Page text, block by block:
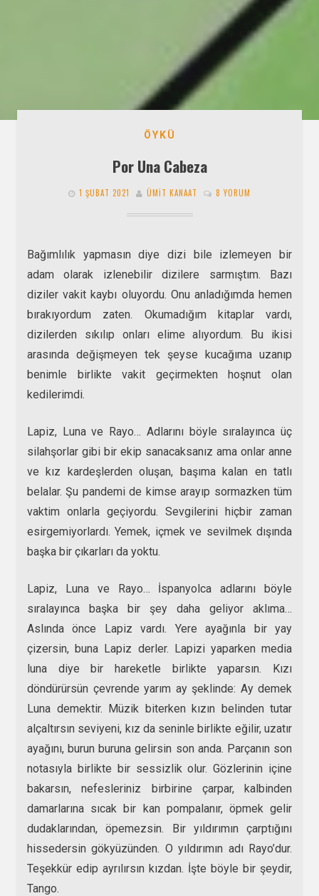
ÖYKÜ
Por Una Cabeza
1 ŞUBAT 2021 ÜMIT KANAAT 8 YORUM
Bağımlılık yapmasın diye dizi bile izlemeyen bir
adam olarak izlenebilir dizilere sarmıştım. Bazı
diziler vakit kaybı oluyordu. Onu anladığımda hemen
bırakıyordum zaten. Okumadığım kitaplar vardı,
dizilerden sıkılıp onları elime alıyordum. Bu ikisi
arasında değişmeyen tek şeyse kucağıma uzanıp
benimle birlikte vakit geçirmekten hoşnut olan
kedilerimdi.
Lapiz, Luna ve Rayo… Adlarını böyle sıralayınca üç
silahşorlar gibi bir ekip sanacaksanız ama onlar anne
ve kız kardeşlerden oluşan, başıma kalan en tatlı
belalar. Şu pandemi de kimse arayıp sormazken tüm
vaktim onlarla geçiyordu. Sevgilerini hiçbir zaman
esirgemiyorlardı. Yemek, içmek ve sevilmek dışında
başka bir çıkarları da yoktu.
Lapiz, Luna ve Rayo… İspanyolca adlarını böyle
sıralayınca başka bir şey daha geliyor aklıma…
Aslında önce Lapiz vardı. Yere ayağınla bir yay
çizersin, buna Lapiz derler. Lapizi yaparken media
luna diye bir hareketle birlikte yaparsın. Kızı
döndürürsün çevrende yarım ay şeklinde: Ay demek
Luna demektir. Müzik biterken kızın belinden tutar
alçaltırsın seviyeni, kız da seninle birlikte eğilir, uzatır
ayağını, burun buruna gelirsin son anda. Parçanın son
notasıyla birlikte bir sessizlik olur. Gözlerinin içine
bakarsın, nefesleriniz birbirine çarpar, kalbinden
damarlarına sıcak bir kan pompalanır, öpmek gelir
dudaklarından, öpemezsin. Bir yıldırımın çarptığını
hissedersin gökyüzünden. O yıldırımın adı Rayo’dur.
Teşekkür edip ayrılırsın kızdan. İşte böyle bir şeydir,
Tango.